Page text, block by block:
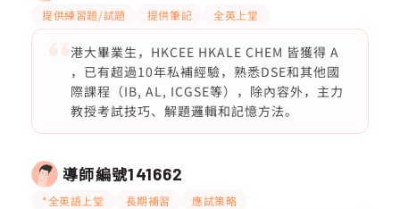
提供練習題/試題 提供筆記 全英上堂
港大畢業生，HKCEE HKALE CHEM 皆獲得 A
，已有超過10年私補經驗，熟悉DSE和其他國
際課程（IB, AL, ICGSE等），除內容外，主力
教授考試技巧、解題邏輯和記憶方法。
導師編號141662
*全英語上堂 長期補習 應試策略